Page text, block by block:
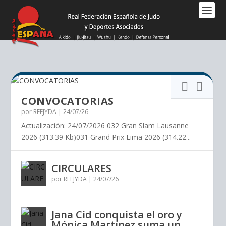
este
sitio
web
sistema
accesibilidad.
CONVOCATORIAS
por RFEJYDA |24/07/26
Actualización: 24/07/2026 032 Gran Slam Lausanne
2026 (313.39 Kb)031 Grand Prix Lima 2026 (314.22...
CIRCULARES
por RFEJYDA |24/07/26
Jana Cid conquista el oro y